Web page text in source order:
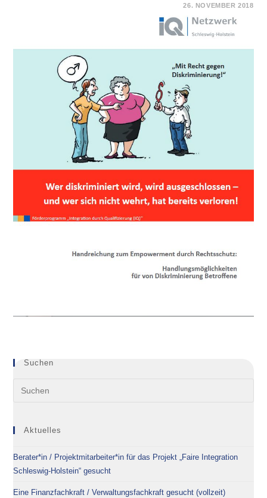
EMPOWERMENT
ERSCHIENEN
26. NOVEMBER 2018
Suchen
Aktuelles
Berater*in / Projektmitarbeiter*in für das Projekt „Faire Integration
Schleswig-Holstein“ gesucht
Eine Finanzfachkraft / Verwaltungsfachkraft gesucht (vollzeit)